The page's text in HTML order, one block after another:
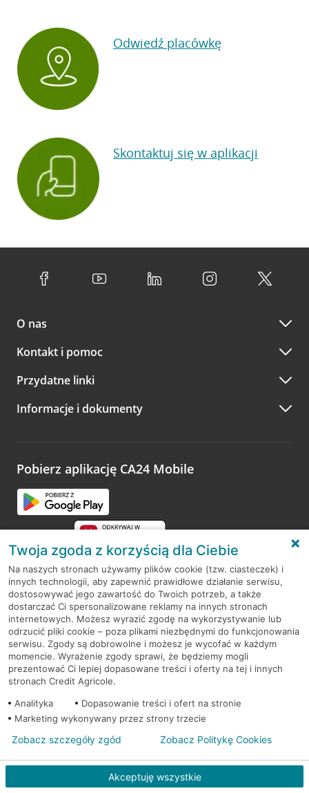
Odwiedź placówkę
Skontaktuj się w aplikacji
O nas
Kontakt i pomoc
Przydatne linki
Informacje i dokumenty
Pobierz aplikację CA24 Mobile
RODO
Regulamin serwisu
Mapa serwisu
PolitykaCookies
© 2026 Credit Agricole Bank Polska S.A. Wszelkie prawa zastrzeżone
Twoja zgoda z korzyścią dla Ciebie
Na naszych stronach używamy plików cookie (tzw. ciasteczek) i
innych technologii, aby zapewnić prawidłowe działanie serwisu,
dostosowywać jego zawartość do Twoich potrzeb, a także
dostarczać Ci spersonalizowane reklamy na innych stronach
internetowych. Możesz wyrazić zgodę na wykorzystywanie lub
odrzucić pliki cookie – poza plikami niezbędnymi do funkcjonowania
serwisu. Zgody są dobrowolne i możesz je wycofać w każdym
momencie. Wyrażenie zgody sprawi, że będziemy mogli
prezentować Ci lepiej dopasowane treści i oferty na tej i innych
stronach Credit Agricole.
Analityka
Dopasowanie treści i ofert na stronie
Marketing wykonywany przez strony trzecie
Akceptuję wszystkie
Zobacz szczegóły zgód Zobacz Politykę Cookies